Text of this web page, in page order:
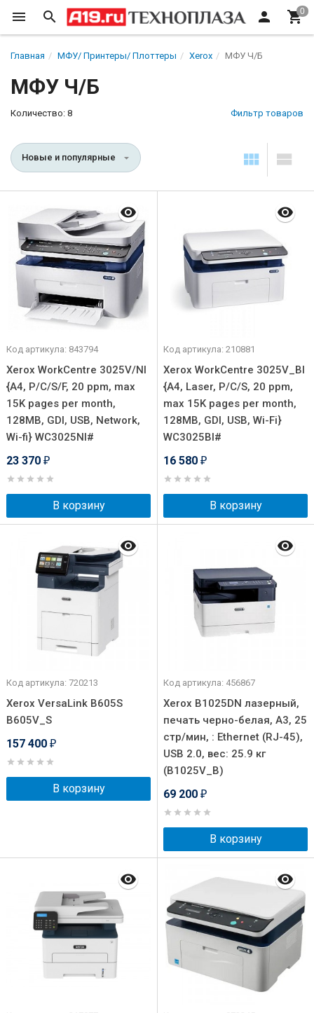
Главная МФУ/ Принтеры/ Плоттеры Xerox МФУ Ч/Б
МФУ Ч/Б
Количество: 8 Фильтр товаров
Новые и популярные
Код артикула: 843794
Xerox WorkCentre 3025V/NI
{A4, P/C/S/F, 20 ppm, max
15K pages per month,
128MB, GDI, USB, Network,
Wi-fi} WC3025NI#
23 370 ₽
В корзину
Код артикула: 210881
Xerox WorkCentre 3025V_BI
{A4, Laser, P/C/S, 20 ppm,
max 15K pages per month,
128MB, GDI, USB, Wi-Fi}
WC3025BI#
16 580 ₽
В корзину
Код артикула: 720213
Xerox VersaLink B605S
B605V_S
157 400 ₽
В корзину
Код артикула: 456867
Xerox B1025DN лазерный,
печать черно-белая, A3, 25
стр/мин, : Ethernet (RJ-45),
USB 2.0, вес: 25.9 кг
(B1025V_B)
69 200 ₽
В корзину